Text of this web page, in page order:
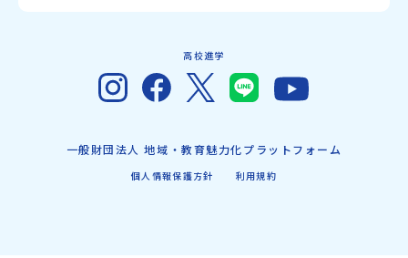
高校進学
一般財団法人 地域・教育魅力化プラットフォーム
個人情報保護方針 利用規約